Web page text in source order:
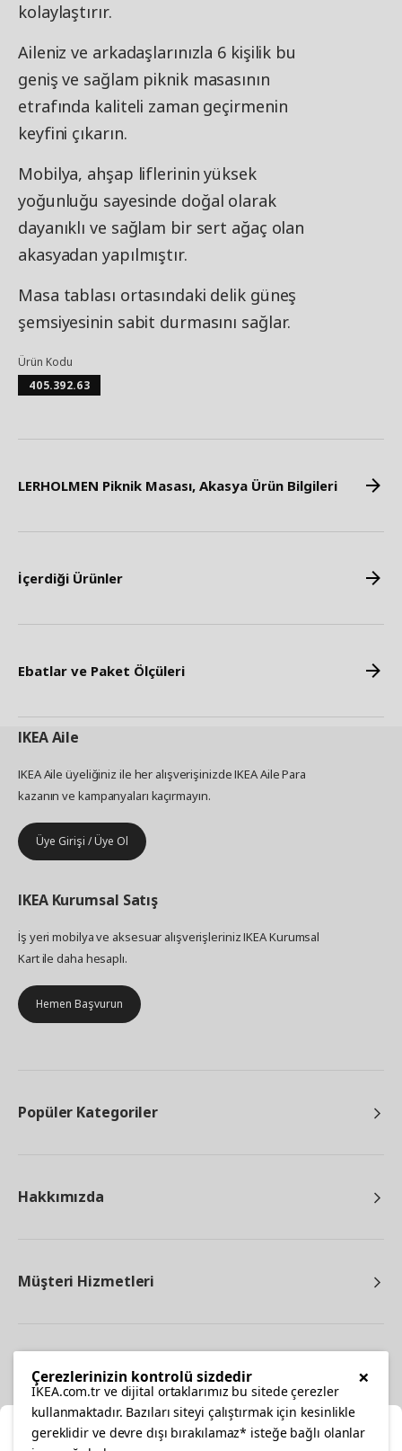
kolaylaştırır.
Aileniz ve arkadaşlarınızla 6 kişilik bu
geniş ve sağlam piknik masasının
etrafında kaliteli zaman geçirmenin
keyfini çıkarın.
Mobilya, ahşap liflerinin yüksek
yoğunluğu sayesinde doğal olarak
dayanıklı ve sağlam bir sert ağaç olan
akasyadan yapılmıştır.
Masa tablası ortasındaki delik güneş
şemsiyesinin sabit durmasını sağlar.
Ürün Kodu
405.392.63
LERHOLMEN Piknik Masası, Akasya Ürün Bilgileri
İçerdiği Ürünler
Ebatlar ve Paket Ölçüleri
IKEAAile
IKEA Aile üyeliğiniz ile her alışverişinizde IKEA Aile Para
kazanın ve kampanyaları kaçırmayın.
Üye Girişi / Üye Ol
IKEA Kurumsal Satış
İş yeri mobilya ve aksesuar alışverişleriniz IKEA Kurumsal
Kart ile daha hesaplı.
Hemen Başvurun
Popüler Kategoriler
Hakkımızda
Müşteri Hizmetleri
×
Çerezlerinizin kontrolü sizdedir
IKEA.com.tr ve dijital ortaklarımız bu sitede çerezler
kullanmaktadır. Bazıları siteyi çalıştırmak için kesinlikle
gereklidir ve devre dışı bırakılamaz* isteğe bağlı olanlar